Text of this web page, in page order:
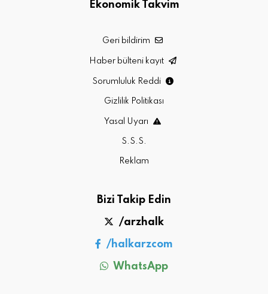
Ekonomik Takvim
Geri bildirim
Haber bülteni kayıt
Sorumluluk Reddi
Gizlilik Politikası
Yasal Uyarı
S.S.S.
Reklam
Bizi Takip Edin
/arzhalk
/halkarzcom
WhatsApp